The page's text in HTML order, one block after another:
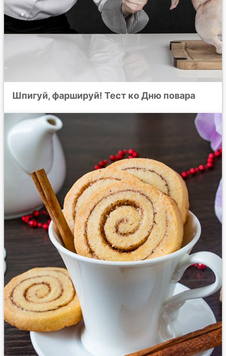
Шпигуй, фаршируй! Тест ко Дню повара